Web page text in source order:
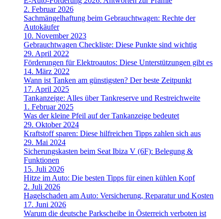
2. Februar 2026
Sachmängelhaftung beim Gebrauchtwagen: Rechte der
Autokäufer
10. November 2023
Gebrauchtwagen Checkliste: Diese Punkte sind wichtig
29. April 2022
Förderungen für Elektroautos: Diese Unterstützungen gibt es
14. März 2022
Wann ist Tanken am günstigsten? Der beste Zeitpunkt
17. April 2025
Tankanzeige: Alles über Tankreserve und Restreichweite
1. Februar 2025
Was der kleine Pfeil auf der Tankanzeige bedeutet
29. Oktober 2024
Kraftstoff sparen: Diese hilfreichen Tipps zahlen sich aus
29. Mai 2024
Sicherungskasten beim Seat Ibiza V (6F): Belegung &
Funktionen
15. Juli 2026
Hitze im Auto: Die besten Tipps für einen kühlen Kopf
2. Juli 2026
Hagelschaden am Auto: Versicherung, Reparatur und Kosten
17. Juni 2026
Warum die deutsche Parkscheibe in Österreich verboten ist